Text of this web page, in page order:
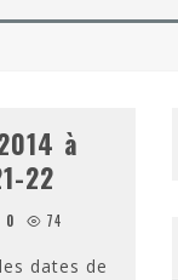
à
22
0 74
dates de